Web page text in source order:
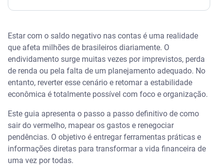
O que significa estar no vermelho e como identificar
a situação financeira
Como organizar as dívidas e entender para onde vai
o dinheiro
Estratégias práticas para sair do vermelho
financeiro mesmo com renda limitada
Regra 50/30/20: como equilibrar gastos e começar
a poupar
Estar com o saldo negativo nas contas é uma realidade
que afeta milhões de brasileiros diariamente. O
endividamento surge muitas vezes por imprevistos, perda
de renda ou pela falta de um planejamento adequado. No
entanto, reverter esse cenário e retomar a estabilidade
econômica é totalmente possível com foco e organização.
Este guia apresenta o passo a passo definitivo de como
sair do vermelho, mapear os gastos e renegociar
pendências. O objetivo é entregar ferramentas práticas e
informações diretas para transformar a vida financeira de
uma vez por todas.